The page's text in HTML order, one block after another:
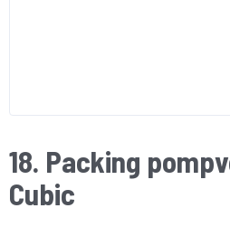
18. Packing
Cubic